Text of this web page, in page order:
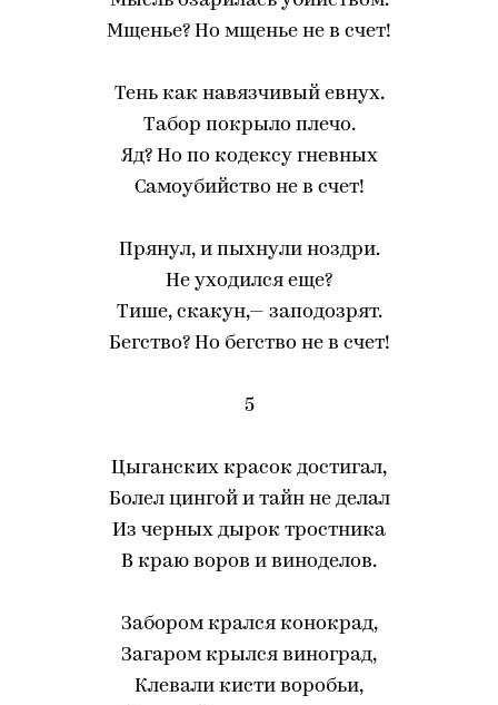
Мщенье? Но мщенье не в счет!
Тень как навязчивый евнух.
Табор покрыло плечо.
Яд? Но по кодексу гневных
Самоубийство не в счет!
Прянул, и пыхнули ноздри.
Не уходился еще?
Тише, скакун,— заподозрят.
Бегство? Но бегство не в счет!
5
Цыганских красок достигал,
Болел цингой и тайн не делал
Из черных дырок тростника
В краю воров и виноделов.
Забором крался конокрад,
Загаром крылся виноград,
Клевали кисти воробьи,